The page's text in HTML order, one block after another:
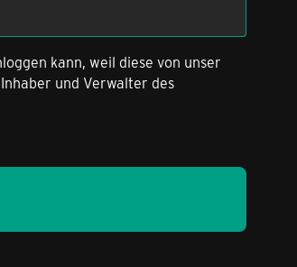
kann, weil diese von unser
und Verwalter des